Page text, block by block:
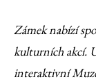
Zámek nabízí
kulturních akcí.
interaktivní